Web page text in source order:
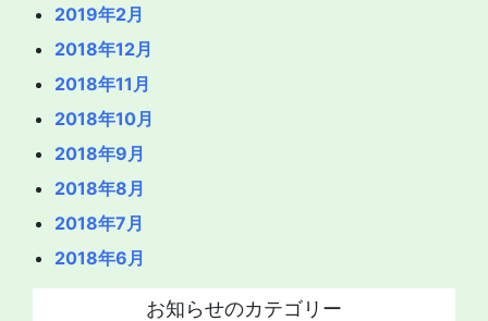
2019年2月
2018年12月
2018年11月
2018年10月
2018年9月
2018年8月
2018年7月
2018年6月
お知らせのカテゴリー